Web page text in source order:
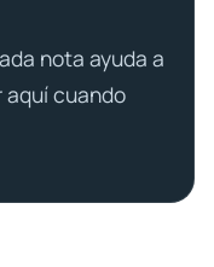
nota ayuda a
aquí cuando